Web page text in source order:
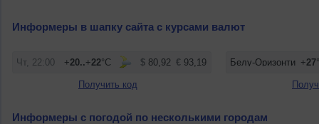
Информеры в шапку сайта с курсами валют
Получить код
Информеры с погодой по несколькими городам